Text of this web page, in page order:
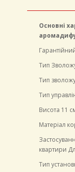
Основні
Тип
Тип
Тип
Висота 11
Матеріал
квартири
Тип